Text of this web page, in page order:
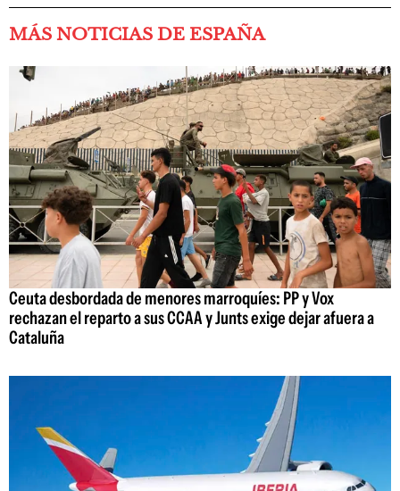
MÁS NOTICIAS DE ESPAÑA
Ceuta desbordada de menores marroquíes: PP y Vox
rechazan el reparto a sus CCAA y Junts exige dejar afuera a
Cataluña